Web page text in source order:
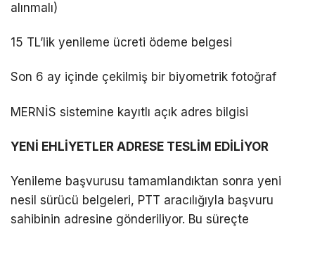
alınmalı)
15 TL’lik yenileme ücreti ödeme belgesi
Son 6 ay içinde çekilmiş bir biyometrik fotoğraf
MERNİS sistemine kayıtlı açık adres bilgisi
YENİ EHLİYETLER ADRESE TESLİM EDİLİYOR
Yenileme başvurusu tamamlandıktan sonra yeni
nesil sürücü belgeleri, PTT aracılığıyla başvuru
sahibinin adresine gönderiliyor. Bu süreçte